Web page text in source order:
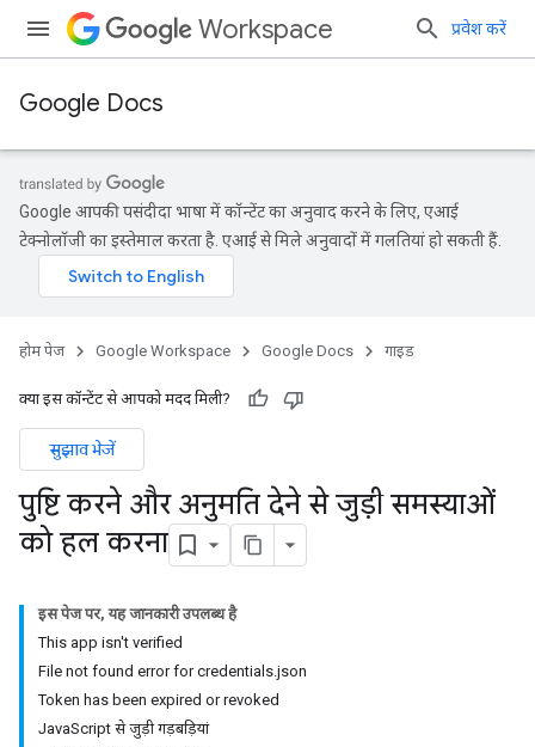
Workspace प्रवेश करें
Google Docs
Google आपकी पसंदीदा भाषा में कॉन्टेंट का अनुवाद करने के लिए, एआई
टेक्नोलॉजी का इस्तेमाल करता है. एआई से मिले अनुवादों में गलतियां हो सकती हैं.
होम पेज Google Workspace Google Docs गाइड
क्या इस कॉन्टेंट से आपको मदद मिली?
सुझाव भेजें
पुष्टि करने और अनुमति देने से जुड़ी समस्याओं
को हल करना
इस पेज पर, यह जानकारी उपलब्ध है
This app isn't verified
File not found error for credentials.json
Token has been expired or revoked
JavaScript से जुड़ी गड़बड़ियां